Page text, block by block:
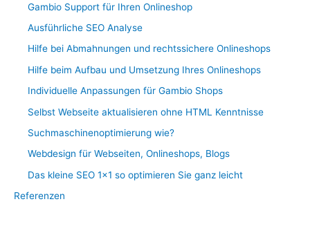
Gambio Support für Ihren Onlineshop
Ausführliche SEO Analyse
Hilfe bei Abmahnungen und rechtssichere Onlineshops
Hilfe beim Aufbau und Umsetzung Ihres Onlineshops
Individuelle Anpassungen für Gambio Shops
Selbst Webseite aktualisieren ohne HTML Kenntnisse
Suchmaschinenoptimierung wie?
Webdesign für Webseiten, Onlineshops, Blogs
Das kleine SEO 1×1 so optimieren Sie ganz leicht
Referenzen